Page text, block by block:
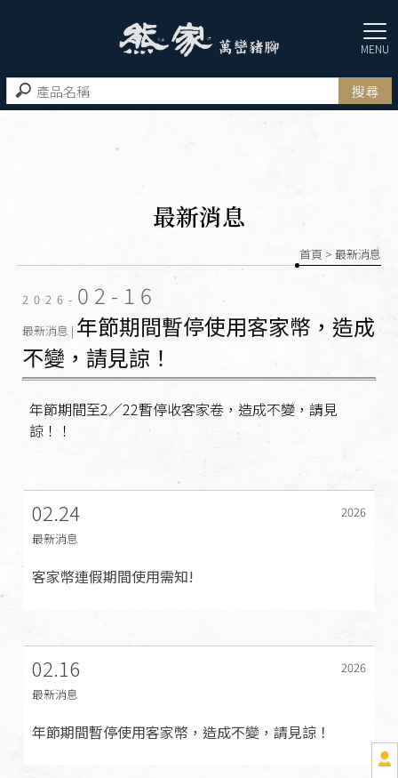
最新消息
首頁 > 最新消息
2026- 02-16
最新消息 | 年節期間暫停使用客家幣，造成
不變，請見諒！
年節期間至2／22暫停收客家卷，造成不變，請見
諒！！
02.24
2026
最新消息
客家幣連假期間使用需知!
02.16
2026
最新消息
年節期間暫停使用客家幣，造成不變，請見諒！